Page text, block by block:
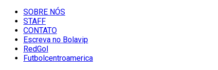
SOBRE NÓS
STAFF
CONTATO
Escreva no Bolavip
RedGol
Futbolcentroamerica